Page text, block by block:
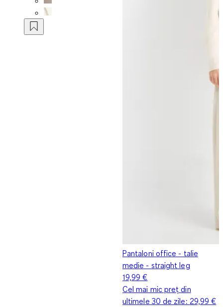
Pantaloni office - talie
medie - straight leg
19,99 €
Cel mai mic preț din
ultimele 30 de zile: 29,99 €